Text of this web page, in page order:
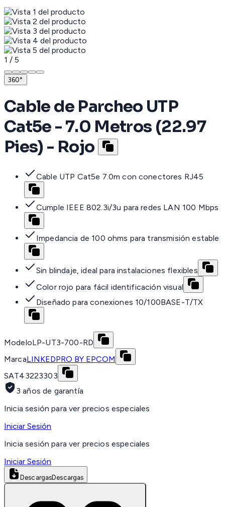
1 / 5
360°
Cable de Parcheo UTP
Cat5e - 7.0 Metros (22.97
Pies) - Rojo
Cable UTP Cat5e 7.0m con conectores RJ45
Cumple IEEE 802.3i/3u para redes LAN 100 Mbps
Impedancia de 100 ohms para transmisión estable
Sin blindaje, ideal para instalaciones flexibles
Color rojo para fácil identificación visual
Diseñado para conexiones 10/100BASE-T/TX
ModeloLP-UT3-700-RD
MarcaLINKEDPRO BY EPCOM
SAT43223303
3 años de garantía
Inicia sesión para ver precios especiales
Iniciar Sesión
Inicia sesión para ver precios especiales
Iniciar Sesión
DescargasDescargas